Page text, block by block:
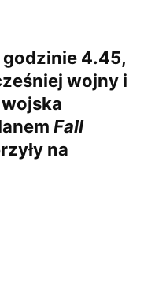
godzinie 4.45,
wojny i
Fall
na